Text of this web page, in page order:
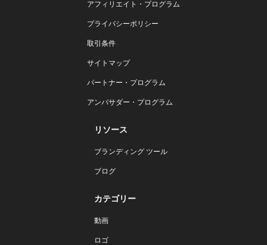
アフィリエイト・プログラム
プライバシーポリシー
取引条件
サイトマップ
パートナー・プログラム
アンバサダー・プログラム
リソース
ブランディング ツール
ブログ
カテゴリー
動画
ロゴ